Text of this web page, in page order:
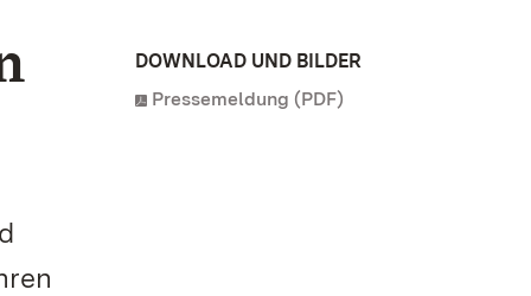
DOWNLOAD UND BILDER
Pressemeldung (PDF)